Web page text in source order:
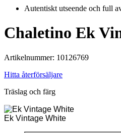
Autentiskt utseende och full
Chaletino Ek
Artikelnummer: 10126769
Hitta återförsäljare
Träslag och färg
Ek Vintage White